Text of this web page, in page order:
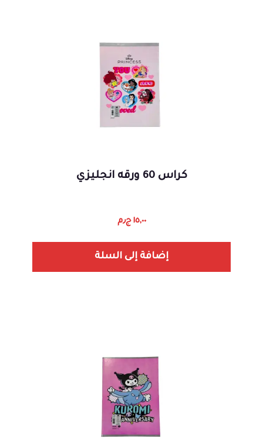
كراس 60 ورقه انجليزي
١٥,٠٠ ج٫م
إضافة إلى السلة